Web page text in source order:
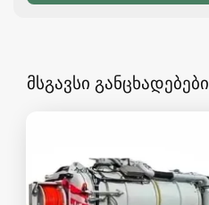
მსგავსი განცხადებები